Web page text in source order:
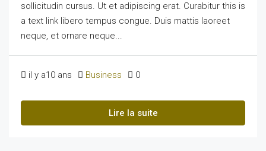
sollicitudin cursus. Ut et adipiscing erat. Curabitur this is
a text link libero tempus congue. Duis mattis laoreet
neque, et ornare neque...
il y a10 ans Business 0
Lire la suite